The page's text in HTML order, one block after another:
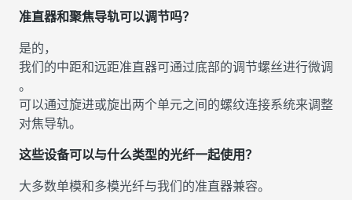
准直器和聚焦导轨可以调节吗？
是的，
我们的中距和远距准直器可通过底部的调节螺丝进行微调
。
可以通过旋进或旋出两个单元之间的螺纹连接系统来调整
对焦导轨。
这些设备可以与什么类型的光纤一起使用？
大多数单模和多模光纤与我们的准直器兼容。